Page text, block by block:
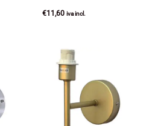
€11,60 iva incl.